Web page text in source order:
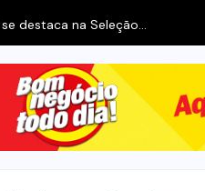
destaca na Seleção...